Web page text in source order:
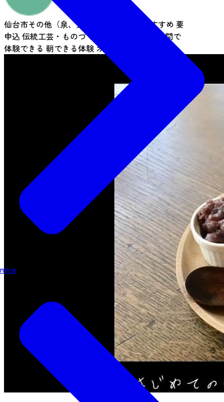
mice
仙台市その他（泉、長町、愛子など） おすすめ 要
申込 伝統工芸・ものづくり
1時間で
体験できる 朝できる体験オンライン体験